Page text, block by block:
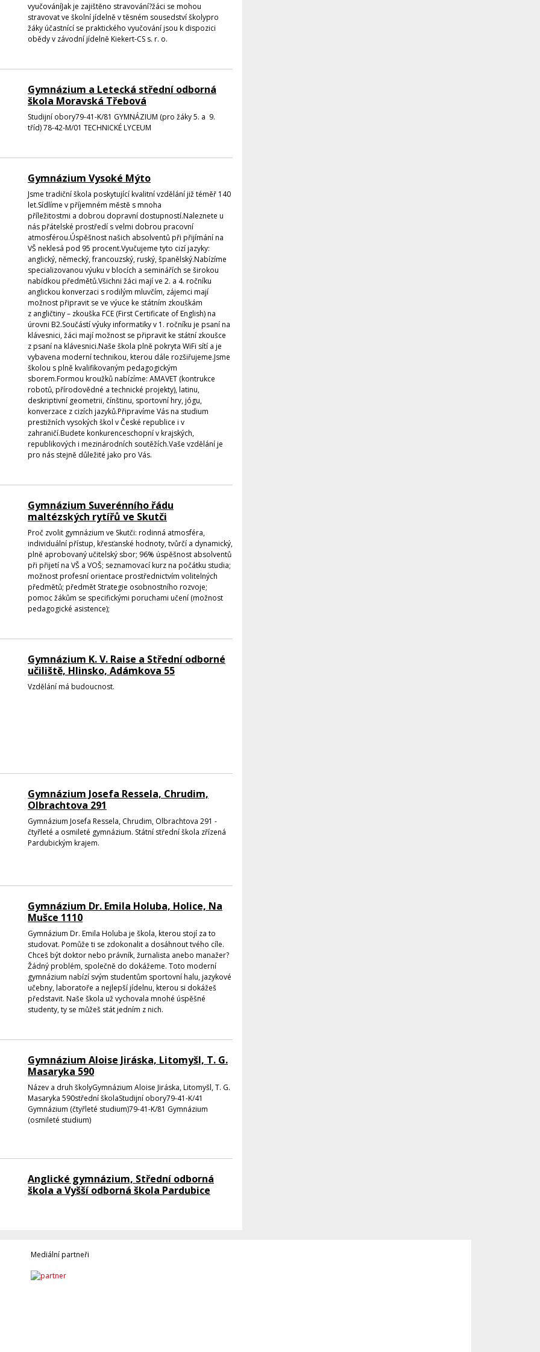
vyučováníJak je zajištěno stravování?žáci se mohou
stravovat ve školní jídelně v těsném sousedství školypro
žáky účastnící se praktického vyučování jsou k dispozici
obědy v závodní jídelně Kiekert-CS s. r. o.
Gymnázium a Letecká střední odborná
škola Moravská Třebová
Studijní obory79-41-K/81 GYMNÁZIUM (pro žáky 5. a 9.
tříd) 78-42-M/01 TECHNICKÉ LYCEUM
Gymnázium Vysoké Mýto
Jsme tradiční škola poskytující kvalitní vzdělání již téměř 140
let.Sídlíme v příjemném městě s mnoha
příležitostmi a dobrou dopravní dostupností.Naleznete u
nás přátelské prostředí s velmi dobrou pracovní
atmosférou.Úspěšnost našich absolventů při přijímání na
VŠ neklesá pod 95 procent.Vyučujeme tyto cizí jazyky:
anglický, německý, francouzský, ruský, španělský.Nabízíme
specializovanou výuku v blocích a seminářích se širokou
nabídkou předmětů.Všichni žáci mají ve 2. a 4. ročníku
anglickou konverzaci s rodilým mluvčím, zájemci mají
možnost připravit se ve výuce ke státním zkouškám
z angličtiny – zkouška FCE (First Certificate of English) na
úrovni B2.Součástí výuky informatiky v 1. ročníku je psaní na
klávesnici, žáci mají možnost se připravit ke státní zkoušce
z psaní na klávesnici.Naše škola plně pokryta WiFi sítí a je
vybavena moderní technikou, kterou dále rozšiřujeme.Jsme
školou s plně kvalifikovaným pedagogickým
sborem.Formou kroužků nabízíme: AMAVET (kontrukce
robotů, přírodovědné a technické projekty), latinu,
deskriptivní geometrii, čínštinu, sportovní hry, jógu,
konverzace z cizích jazyků.Připravíme Vás na studium
prestižních vysokých škol v České republice i v
zahraničí.Budete konkurenceschopní v krajských,
republikových i mezinárodních soutěžích.Vaše vzdělání je
pro nás stejně důležité jako pro Vás.
Gymnázium Suverénního řádu
maltézských rytířů ve Skutči
Proč zvolit gymnázium ve Skutči: rodinná atmosféra,
individuální přístup, křesťanské hodnoty, tvůrčí a dynamický,
plně aprobovaný učitelský sbor; 96% úspěšnost absolventů
při přijetí na VŠ a VOŠ; seznamovací kurz na počátku studia;
možnost profesní orientace prostřednictvím volitelných
předmětů; předmět Strategie osobnostního rozvoje;
pomoc žákům se specifickými poruchami učení (možnost
pedagogické asistence);
Gymnázium K. V. Raise a Střední odborné
učiliště, Hlinsko, Adámkova 55
Vzdělání má budoucnost.
Gymnázium Josefa Ressela, Chrudim,
Olbrachtova 291
Gymnázium Josefa Ressela, Chrudim, Olbrachtova 291 -
čtyřleté a osmileté gymnázium. Státní střední škola zřízená
Pardubickým krajem.
Gymnázium Dr. Emila Holuba, Holice, Na
Mušce 1110
Gymnázium Dr. Emila Holuba je škola, kterou stojí za to
studovat. Pomůže ti se zdokonalit a dosáhnout tvého cíle.
Chceš být doktor nebo právník, žurnalista anebo manažer?
Žádný problém, společně do dokážeme. Toto moderní
gymnázium nabízí svým studentům sportovní halu, jazykové
učebny, laboratoře a nejlepší jídelnu, kterou si dokážeš
představit. Naše škola už vychovala mnohé úspěšné
studenty, ty se můžeš stát jedním z nich.
Gymnázium Aloise Jiráska, Litomyšl, T. G.
Masaryka 590
Název a druh školyGymnázium Aloise Jiráska, Litomyšl, T. G.
Masaryka 590střední školaStudijní obory79-41-K/41
Gymnázium (čtyřleté studium)79-41-K/81 Gymnázium
(osmileté studium)
Anglické gymnázium, Střední odborná
škola a Vyšší odborná škola Pardubice
Mediální partneři